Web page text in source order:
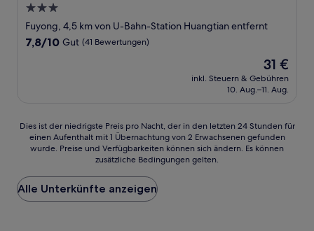
3.0-
Sterne-
Unterkunft
Fuyong, 4,5 km von U-Bahn-Station Huangtian entfernt
7.8
7,8/10 Gut (41 Bewertungen)
Der
Preis
beträgt
31 €
inkl. Steuern & Gebühren
10. Aug.–11. Aug.
Dies
der
Preis
pro
Nacht,
Dies ist der niedrigste Preis pro Nacht, der in den letzten 24 Stunden für
einen Aufenthalt mit 1 Übernachtung von 2 Erwachsenen gefunden
wurde. Preise und Verfügbarkeiten können sich ändern. Es können
zusätzliche Bedingungen gelten.
Alle Unterkünfte anzeigen